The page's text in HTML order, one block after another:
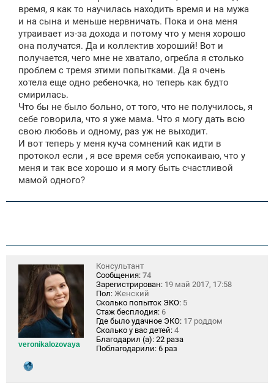
время, я как то научилась находить время и на мужа
и на сына и меньше нервничать. Пока и она меня
утраивает из-за дохода и потому что у меня хорошо
она получатся. Да и коллектив хороший! Вот и
получается, чего мне не хватало, огребла я столько
проблем с тремя этими попытками. Да я очень
хотела еще одно ребеночка, но теперь как будто
смирилась.
Что бы не было больно, от того, что не получилось, я
себе говорила, что я уже мама. Что я могу дать всю
свою любовь и одному, раз уж не выходит.
И вот теперь у меня куча сомнений как идти в
протокол если , я все время себя успокаиваю, что у
меня и так все хорошо и я могу быть счастливой
мамой одного?
veronikalozovaya
Консультант
Сообщения: 74
Зарегистрирован: 19 май 2017, 17:58
Пол: Женский
Сколько попыток ЭКО: 5
Стаж бесплодия: 6
Где было удачное ЭКО: 17 роддом
Сколько у вас детей: 4
Благодарил (а): 22 раза
Поблагодарили: 6 раз